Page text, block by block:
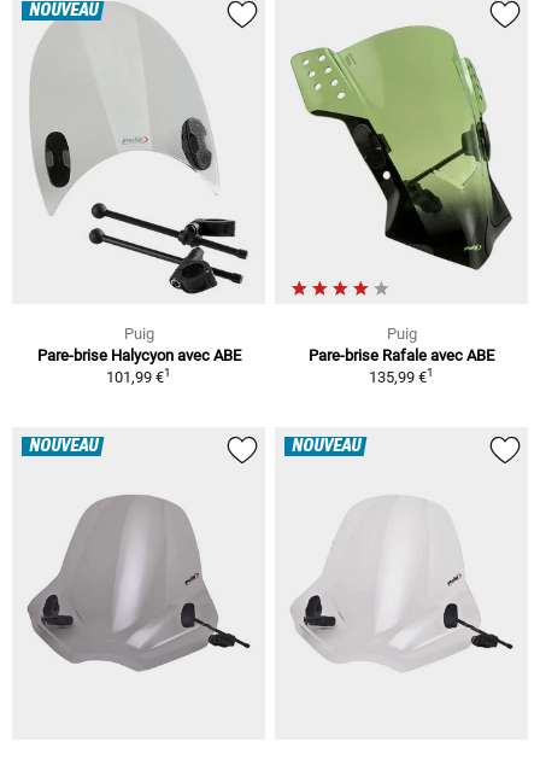
NOUVEAU
Puig
Pare-brise Halycyon avec ABE
101,99 €1
Puig
Pare-brise Rafale avec ABE
135,99 €1
NOUVEAU NOUVEAU